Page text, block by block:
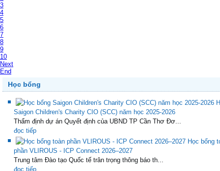
3
4
5
6
7
8
9
10
Next
End
Học bổng
Saigon Children's Charity CIO (SCC) năm học 2025-2026
Thẩm định dự án Quyết định của UBND TP Cần Thơ Đơ...
đọc tiếp
Học bổng
phần VLIROUS - ICP Connect 2026–2027
Trung tâm Đào tạo Quốc tế trân trọng thông báo th...
đọc tiếp